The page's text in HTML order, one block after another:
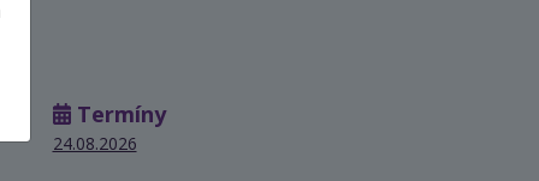
Termíny
24.08.2026